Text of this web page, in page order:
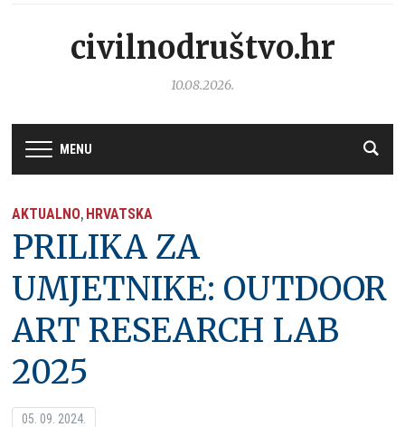
civilnodruštvo.hr
10.08.2026.
MENU
AKTUALNO, HRVATSKA
PRILIKA ZA
UMJETNIKE: OUTDOOR
ART RESEARCH LAB
2025
05. 09. 2024.